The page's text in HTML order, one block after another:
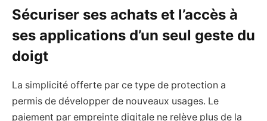
Sécuriser ses achats et l’accès à
ses applications d’un seul geste du
doigt
La simplicité offerte par ce type de protection a
permis de développer de nouveaux usages. Le
paiement par empreinte digitale ne relève plus de la